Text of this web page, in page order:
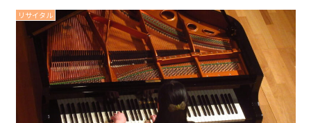
リサイタル